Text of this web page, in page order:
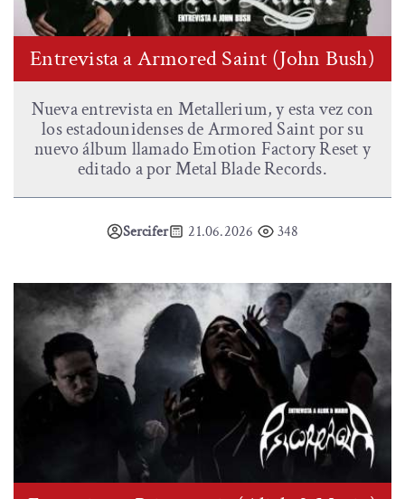
Entrevista a Armored Saint (John Bush)
Nueva entrevista en Metallerium, y esta vez con
los estadounidenses de Armored Saint por su
nuevo álbum llamado Emotion Factory Reset y
editado a por Metal Blade Records.
Sercifer 21.06.2026 348